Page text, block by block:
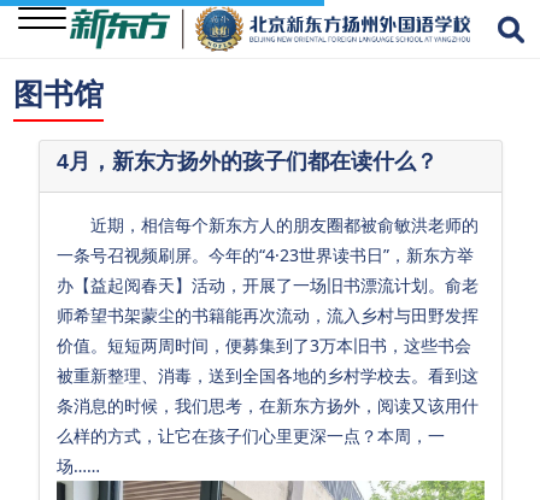
关
于
我
学
校
资
讯
学
生
成
图书馆
4月，新东方扬外的孩子们都在读什么？
近期，相信每个新东方人的朋友圈都被俞敏洪老师的
一条号召视频刷屏。今年的“4·23世界读书日”，新东方举
办【益起阅春天】活动，开展了一场旧书漂流计划。俞老
师希望书架蒙尘的书籍能再次流动，流入乡村与田野发挥
价值。短短两周时间，便募集到了3万本旧书，这些书会
被重新整理、消毒，送到全国各地的乡村学校去。看到这
条消息的时候，我们思考，在新东方扬外，阅读又该用什
么样的方式，让它在孩子们心里更深一点？本周，一
场……